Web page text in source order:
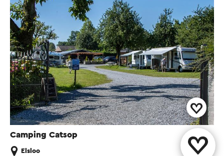
Camping Catsop
Elsloo